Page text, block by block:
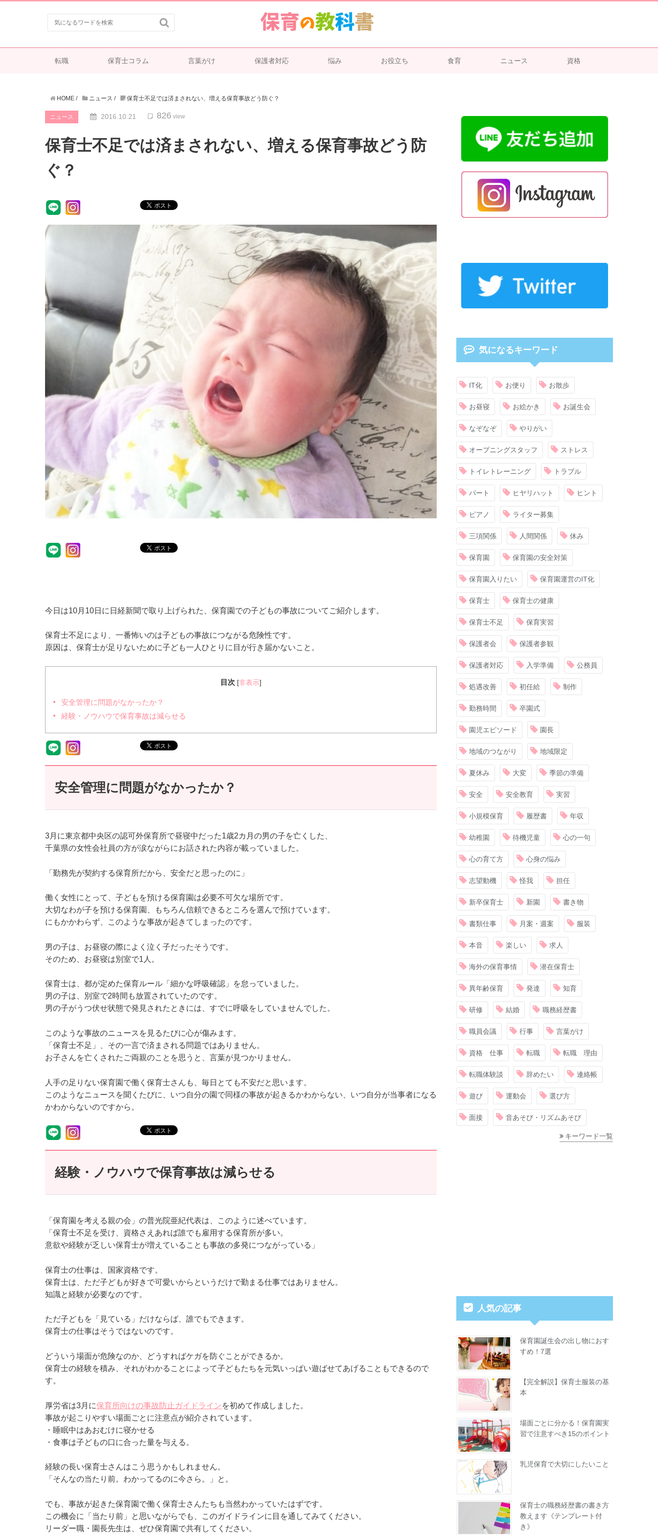

転職 保育士コラム 言葉がけ 保護者対応 悩み お役立ち 食育 ニュース 資格
HOME / ニュース / 保育士不足では済まされない、増える保育事故どう防ぐ？
ニュース 2016.10.21 826 view
保育士不足では済まされない、増える保育事故どう防
ぐ？
今日は10月10日に日経新聞で取り上げられた、保育園での子どもの事故についてご紹介します。
保育士不足により、一番怖いのは子どもの事故につながる危険性です。
原因は、保育士が足りないために子ども一人ひとりに目が行き届かないこと。
目次 [非表示]
安全管理に問題がなかったか？
経験・ノウハウで保育事故は減らせる
安全管理に問題がなかったか？
3月に東京都中央区の認可外保育所で昼寝中だった1歳2カ月の男の子を亡くした、
千葉県の女性会社員の方が涙ながらにお話された内容が載っていました。
「勤務先が契約する保育所だから、安全だと思ったのに」
働く女性にとって、子どもを預ける保育園は必要不可欠な場所です。
大切なわが子を預ける保育園、もちろん信頼できるところを選んで預けています。
にもかかわらず、このような事故が起きてしまったのです。
男の子は、お昼寝の際によく泣く子だったそうです。
そのため、お昼寝は別室で1人。
保育士は、都が定めた保育ルール「細かな呼吸確認」を怠っていました。
男の子は、別室で2時間も放置されていたのです。
男の子がうつ伏せ状態で発見されたときには、すでに呼吸をしていませんでした。
このような事故のニュースを見るたびに心が傷みます。
「保育士不足」、その一言で済まされる問題ではありません。
お子さんを亡くされたご両親のことを思うと、言葉が見つかりません。
人手の足りない保育園で働く保育士さんも、毎日とても不安だと思います。
このようなニュースを聞くたびに、いつ自分の園で同様の事故が起きるかわからない、いつ自分が当事者になる
かわからないのですから。
経験・ノウハウで保育事故は減らせる
「保育園を考える親の会」の普光院亜紀代表は、このように述べています。
「保育士不足を受け、資格さえあれば誰でも雇用する保育所が多い。
意欲や経験が乏しい保育士が増えていることも事故の多発につながっている」
保育士の仕事は、国家資格です。
保育士は、ただ子どもが好きで可愛いからというだけで勤まる仕事ではありません。
知識と経験が必要なのです。
ただ子どもを「見ている」だけならば、誰でもできます。
保育士の仕事はそうではないのです。
どういう場面が危険なのか、どうすればケガを防ぐことができるか。
保育士の経験を積み、それがわかることによって子どもたちを元気いっぱい遊ばせてあげることもできるので
す。
厚労省は3月に保育所向けの事故防止ガイドラインを初めて作成しました。
事故が起こりやすい場面ごとに注意点が紹介されています。
・睡眠中はあおむけに寝かせる
・食事は子どもの口に合った量を与える。
経験の長い保育士さんはこう思うかもしれません。
「そんなの当たり前。わかってるのに今さら。」と。
でも、事故が起きた保育園で働く保育士さんたちも当然わかっていたはずです。
この機会に「当たり前」と思いながらでも、このガイドラインに目を通してみてください。
リーダー職・園長先生は、ぜひ保育園で共有してください。
気になるキーワード
IT化 お便り お散歩
お昼寝 お絵かき お誕生会
なぞなぞ やりがい
オープニングスタッフ ストレス
トイレトレーニング トラブル
パート ヒヤリハット ヒント
ピアノ ライター募集
三項関係 人間関係 休み
保育園 保育園の安全対策
保育園入りたい 保育園運営のIT化
保育士 保育士の健康
保育士不足 保育実習
保護者会 保護者参観
保護者対応 入学準備 公務員
処遇改善 初任給 制作
勤務時間 卒園式
園児エピソード 園長
地域のつながり 地域限定
夏休み 大変 季節の準備
安全 安全教育 実習
小規模保育 履歴書 年収
幼稚園 待機児童 心の一句
心の育て方 心身の悩み
志望動機 怪我 担任
新卒保育士 新園 書き物
書類仕事 月案・週案 服装
本音 楽しい 求人
海外の保育事情 潜在保育士
異年齢保育 発達 知育
研修 結婚 職務経歴書
職員会議 行事 言葉がけ
資格 仕事 転職 転職 理由
転職体験談 辞めたい 連絡帳
遊び 運動会 選び方
面接 音あそび・リズムあそび
キーワード一覧
人気の記事
保育園誕生会の出し物におす
すめ！7選
【完全解説】保育士服装の基
本
場面ごとに分かる！保育園実
習で注意すべき15のポイント
乳児保育で大切にしたいこと
保育士の職務経歴書の書き方
教えます《テンプレート付
き》